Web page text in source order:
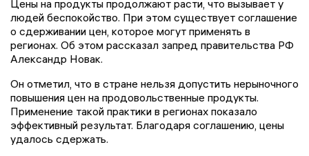
Цены на продукты продолжают расти, что вызывает у
людей беспокойство. При этом существует соглашение
о сдерживании цен, которое могут применять в
регионах. Об этом рассказал запред правительства РФ
Александр Новак.
Он отметил, что в стране нельзя допустить нерыночного
повышения цен на продовольственные продукты.
Применение такой практики в регионах показало
эффективный результат. Благодаря соглашению, цены
удалось сдержать.